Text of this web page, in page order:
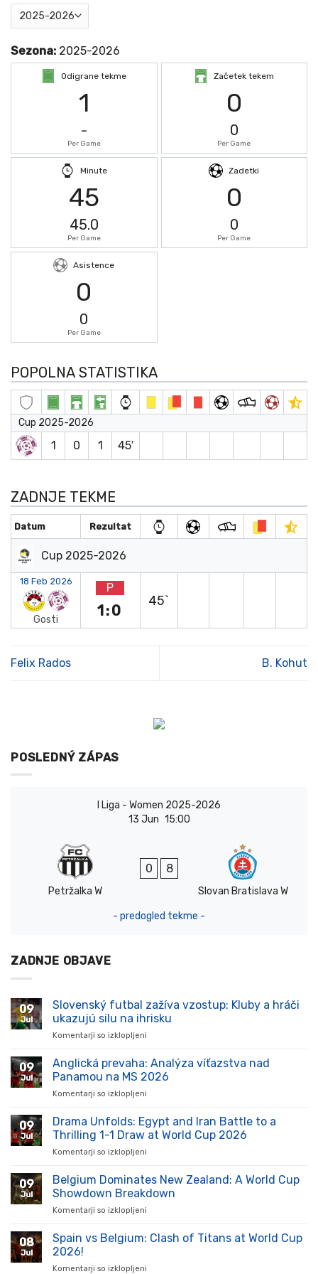
Sezona: 2025-2026
Odigrane tekme
1
-
Per Game
Začetek tekem
0
0
Per Game
Minute
45
45.0
Per Game
Zadetki
0
0
Per Game
Asistence
0
0
Per Game
POPOLNA STATISTIKA
Cup 2025-2026
1 0 1 45′
ZADNJE TEKME
Datum Rezultat
Cup 2025-2026
18 Feb 2026
Gosti
P
1:0
45`
Felix Rados B. Kohut
POSLEDNÝ ZÁPAS
I Liga - Women 2025-2026
13 Jun 15:00
Petržalka W
0 8
Slovan Bratislava W
- predogled tekme -
ZADNJE OBJAVE
09
Jul
Slovenský futbal zažíva vzostup: Kluby a hráči
ukazujú silu na ihrisku
Komentarji so izklopljeni
futbal
zažíva
vzostup:
hráči
ukazujú
09
Jul
Anglická prevaha: Analýza víťazstva nad
Panamou na MS 2026
Komentarji so izklopljeni
prevaha:
Analýza
víťazstva
na
MS
09
Jul
Drama Unfolds: Egypt and Iran Battle to a
Thrilling 1-1 Draw at World Cup 2026
Komentarji so izklopljeni
Unfolds:
Egypt
and
to
09
Jul
Belgium Dominates New Zealand: A World Cup
Showdown Breakdown
Komentarji so izklopljeni
Dominates
08
Jul
Spain vs Belgium: Clash of Titans at World Cup
2026!
Komentarji so izklopljeni